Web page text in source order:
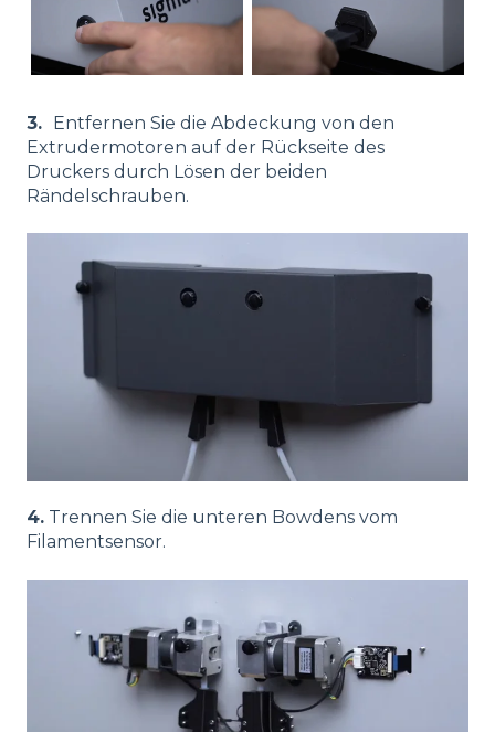
3. Entfernen Sie die Abdeckung von den
Extrudermotoren auf der Rückseite des
Druckers durch Lösen der beiden
Rändelschrauben.
4. Trennen Sie die unteren Bowdens vom
Filamentsensor.